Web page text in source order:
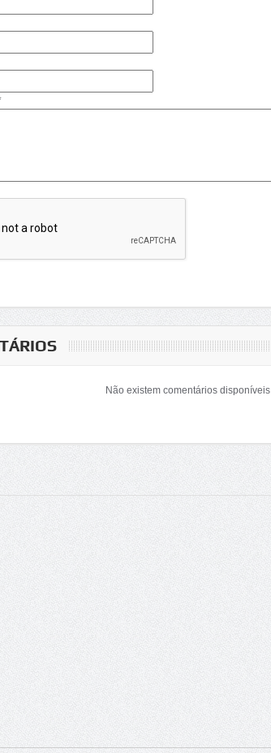
Não existem comentários disponíveis